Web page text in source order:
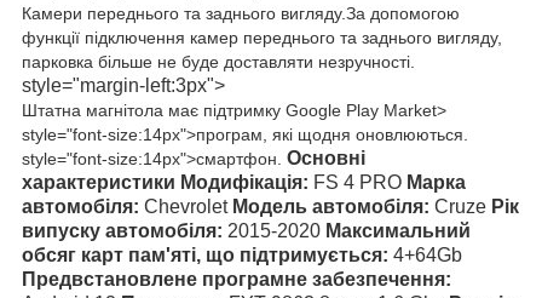
Камери переднього та заднього вигляду.За допомогою
функції підключення камер переднього та заднього вигляду,
парковка більше не буде доставляти незручності.
style="margin-left:3px">
Штатна магнітола має підтримку Google Play Market>
style="font-size:14px">програм, які щодня оновлюються.
style="font-size:14px">смартфон. Основні
характеристики Модифікація: FS 4 PRO Марка
автомобіля: Chevrolet Модель автомобіля: Cruze Рік
випуску автомобіля: 2015-2020 Максимальний
обсяг карт пам'яті, що підтримується: 4+64Gb
Предвстановлене програмне забезпечення: